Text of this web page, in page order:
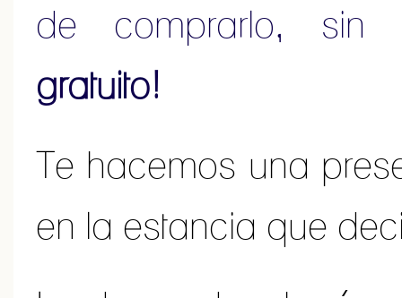
de comprarlo, sin
gratuito!
Te hacemos una
en la estancia que